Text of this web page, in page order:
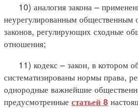
10) аналогия закона –
неурегулированным
законов, регулирующих сходные
отношения;
11) кодекс – закон, в котором
систематизированы нормы права,
однородные важнейшие
предусмотренные статьей 8